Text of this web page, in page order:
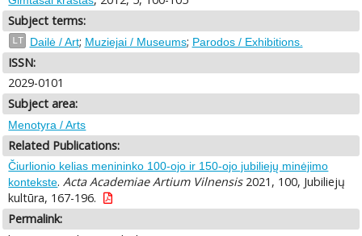
Subject terms:
LT Dailė / Art; Muziejai / Museums; Parodos / Exhibitions.
ISSN:
2029-0101
Subject area:
Menotyra / Arts
Related Publications:
Čiurlionio kelias menininko 100-ojo ir 150-ojo jubiliejų minėjimo
kontekste.Acta Academiae Artium Vilnensis2021, 100, Jubiliejų
kultūra, 167-196.
Permalink: